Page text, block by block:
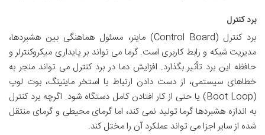
برد کنترل
برد کنترل (Control Board) ماینر، مسئول هماهنگی بین هشبردها،
مدیریت شبکه و رابط کاربری است. گرما می تواند بر پایداری میکروکنترلر و
حافظه این برد تأثیر بگذارد. افزایش دما در برد کنترل می تواند منجر به
خطاهای سیستمی، از دست دادن ارتباط با استخر ماینینگ، بوت لوپ
(Boot Loop) یا حتی از کار افتادن کامل دستگاه شود. اگرچه برد کنترل
به اندازه هشبردها گرما تولید نمی کند، اما گرمای محیطی و گرمای منتقل
شده از سایر اجزا می تواند عملکرد آن را مختل کند.